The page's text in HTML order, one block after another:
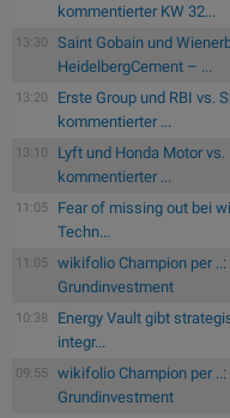
kommentierter KW 32...
13:30
Saint Gobain und
HeidelbergCement – ...
13:20
Erste Group und RBI vs.
kommentierter ...
13:10
Lyft und Honda Motor
kommentierter ...
11:05
Fear of missing out bei
Techn...
11:05
wikifolio Champion per
Grundinvestment
10:38
Energy Vault gibt
integr...
09:55
wikifolio Champion per
Grundinvestment